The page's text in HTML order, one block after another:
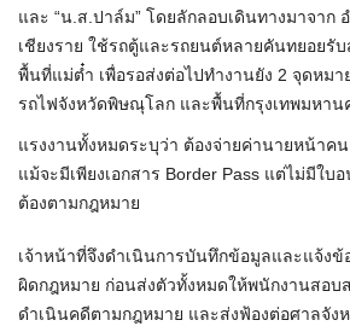
และ “น.ส.ปาล์ม” โดยลักลอบเดินทางมาจาก
เชียงราย ใช้รถตู้และรถยนต์หลายคันทยอยรั
พื้นที่แม่ต๋ำ เพื่อรอส่งต่อไปทำงานยัง 2 จุดหมา
รถไฟจังหวัดพิษณุโลก และพื้นที่กรุงเทพมหาน
แรงงานทั้งหมดระบุว่า ต้องจ่ายค่านายหน้าค
แม้จะมีเพียงเอกสาร Border Pass แต่ไม่มีใบ
ต้องตามกฎหมาย
เจ้าหน้าที่จึงดำเนินการบันทึกข้อมูลและแจ้งข้
ผิดกฎหมาย ก่อนส่งตัวทั้งหมดให้พนักงานสอบ
ดำเนินคดีตามกฎหมาย และส่งฟ้องต่อศาลจัง